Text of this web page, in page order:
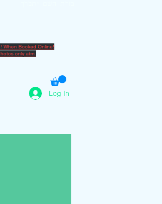
When Booked Online!
only atm.
Log In